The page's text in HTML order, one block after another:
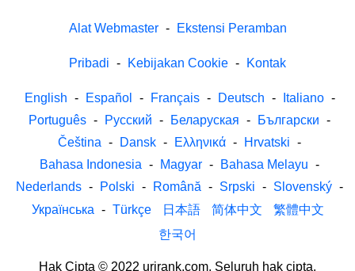
Alat Webmaster - Ekstensi Peramban
Pribadi - Kebijakan Cookie - Kontak
English - Español - Français - Deutsch - Italiano -
Português - Русский - Беларуская - Български -
Čeština - Dansk - Ελληνικά - Hrvatski -
Bahasa Indonesia - Magyar - Bahasa Melayu -
Nederlands - Polski - Română - Srpski - Slovenský -
Українська - Türkçe 日本語 简体中文
繁體中文
한국어
Hak Cipta © 2022 urirank.com. Seluruh hak cipta.